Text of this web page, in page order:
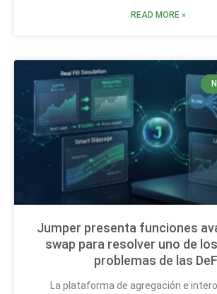
READ MORE »
Jumper presenta funciones
swap para resolver uno de
problemas de las
La plataforma de agregación e